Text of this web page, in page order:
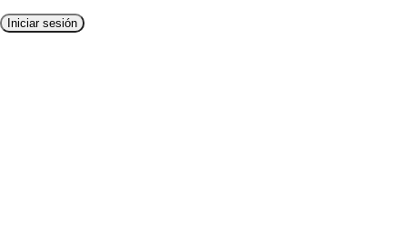
Iniciar sesión